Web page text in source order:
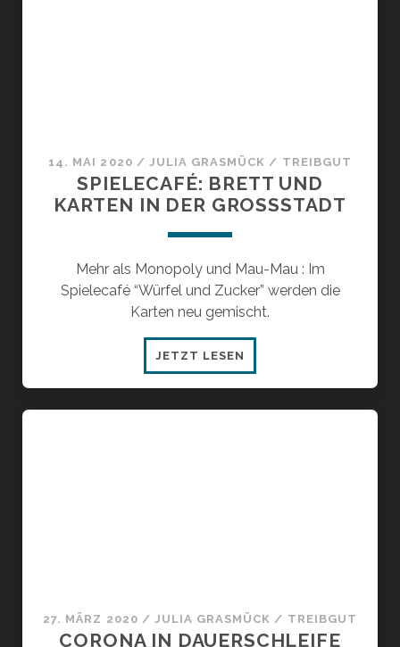
14. MAI 2020 / JULIA GRASMÜCK / TREIBGUT
SPIELECAFÉ: BRETT UND
KARTEN IN DER GROSSSTADT
Mehr als Monopoly und Mau-Mau : Im
Spielecafé “Würfel und Zucker” werden die
Karten neu gemischt.
JETZT LESEN
BRETT
27. MÄRZ 2020 / JULIA GRASMÜCK / TREIBGUT
CORONA IN DAUERSCHLEIFE